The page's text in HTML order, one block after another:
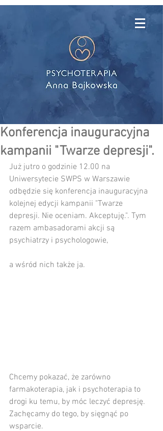
Konferencja inauguracyjna
kampanii "Twarze depresji".
Już jutro o godzinie 12.00 na
Uniwersytecie SWPS w Warszawie
odbędzie się konferencja inauguracyjna
kolejnej edycji kampanii "Twarze
depresji. Nie oceniam. Akceptuję.". Tym
razem ambasadorami akcji są
psychiatrzy i psychologowie,
a wśród nich także ja.
Chcemy pokazać, że zarówno
farmakoterapia, jak i psychoterapia to
drogi ku temu, by móc leczyć depresję.
Zachęcamy do tego, by sięgnąć po
wsparcie.